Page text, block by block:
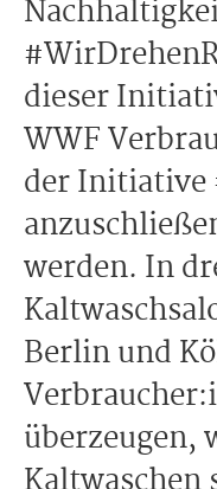
dieser
WWF
der Initiative
werden. In
Berlin und
überzeugen,